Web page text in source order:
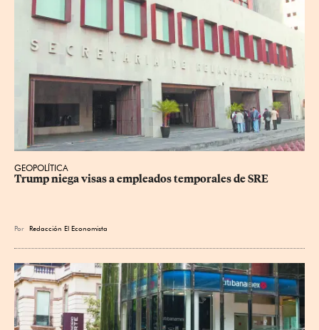
GEOPOLÍTICA
Trump niega visas a empleados temporales de SRE
Por Redacción El Economista